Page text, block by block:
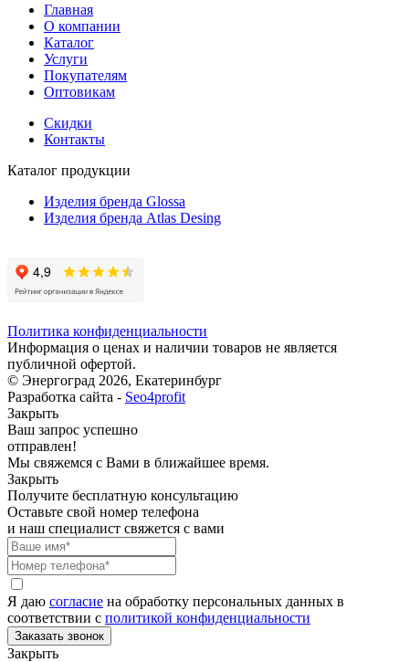
Главная
О компании
Каталог
Услуги
Покупателям
Оптовикам
Скидки
Контакты
Каталог продукции
Изделия бренда Glossa
Изделия бренда Atlas Desing
Политика конфиденциальности
Информация о ценах и наличии товаров не является
публичной офертой.
© Энергоград 2026, Екатеринбург
Разработка сайта - Seo4profit
Закрыть
Ваш запрос успешно
отправлен!
Мы свяжемся с Вами в ближайшее время.
Закрыть
Получите бесплатную консультацию
Оставьте свой номер телефона
и наш специалист свяжется с вами
Я даю согласие на обработку персональных данных в
соответствии с политикой конфиденциальности
Закрыть